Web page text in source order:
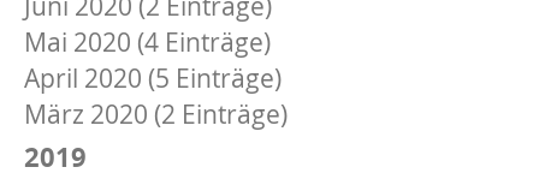
Mai 2020 (4 Einträge)
April 2020 (5 Einträge)
März 2020 (2 Einträge)
2019